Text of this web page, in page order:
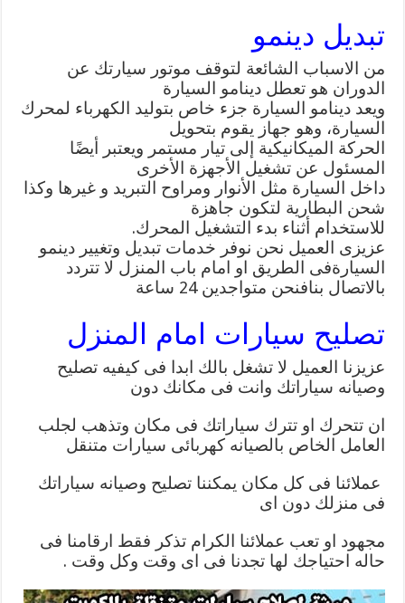
تبديل دينمو
من الاسباب الشائعة لتوقف موتور سيارتك عن
الدوران هو تعطل دينامو السيارة
ويعد دينامو السيارة جزء خاص بتوليد الكهرباء لمحرك
السيارة، وهو جهاز يقوم بتحويل
الحركة الميكانيكية إلى تيار مستمر ويعتبر أيضًا
المسئول عن تشغيل الأجهزة الأخرى
داخل السيارة مثل الأنوار ومراوح التبريد و غيرها وكذا
شحن البطارية لتكون جاهزة
للاستخدام أثناء بدء التشغيل المحرك.
عزيزى العميل نحن نوفر خدمات تبديل وتغيير دينمو
السيارةفى الطريق او امام باب المنزل لا تتردد
بالاتصال بنافنحن متواجدين 24 ساعة
تصليح سيارات امام المنزل
عزيزنا العميل لا تشغل بالك ابدا فى كيفيه تصليح
وصيانه سياراتك وانت فى مكانك دون
ان تتحرك او تترك سياراتك فى مكان وتذهب لجلب
العامل الخاص بالصيانه كهربائى سيارات متنقل
عملائنا فى كل مكان يمكننا تصليح وصيانه سياراتك
فى منزلك دون اى
مجهود او تعب عملائنا الكرام تذكر فقط ارقامنا فى
حاله احتياجك لها تجدنا فى اى وقت وكل وقت .